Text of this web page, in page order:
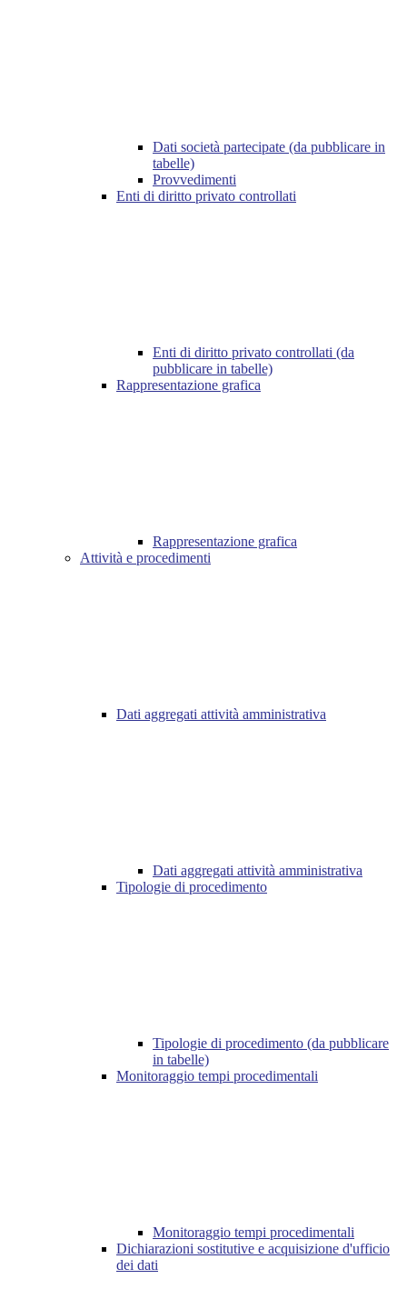
Dati società partecipate (da pubblicare in
tabelle)
Provvedimenti
Enti di diritto privato controllati
Enti di diritto privato controllati (da
pubblicare in tabelle)
Rappresentazione grafica
Rappresentazione grafica
Attività e procedimenti
Dati aggregati attività amministrativa
Dati aggregati attività amministrativa
Tipologie di procedimento
Tipologie di procedimento (da pubblicare
in tabelle)
Monitoraggio tempi procedimentali
Monitoraggio tempi procedimentali
Dichiarazioni sostitutive e acquisizione d'ufficio
dei dati